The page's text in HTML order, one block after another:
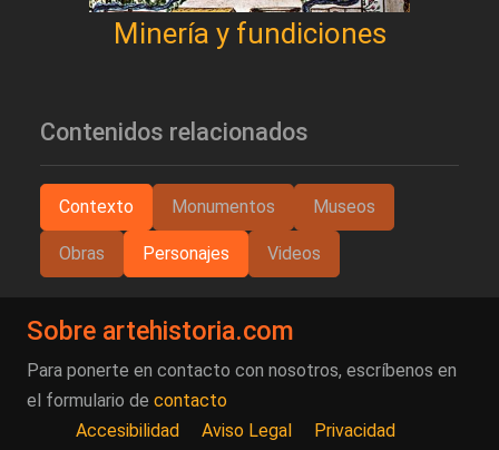
Minería y fundiciones
Contenidos relacionados
Contexto Monumentos Museos
Obras Personajes Videos
Sobre artehistoria.com
Para ponerte en contacto con nosotros, escríbenos en
el formulario de contacto
Accesibilidad
Aviso Legal Privacidad